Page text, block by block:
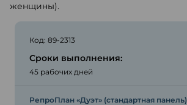
женщины).
Код: 89-2313
Сроки выполнения:
45 рабочих дней
РепроПлан «Дуэт» (стандартная панель)